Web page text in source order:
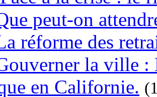
peut-on
réforme des
la ville :
en Californie.